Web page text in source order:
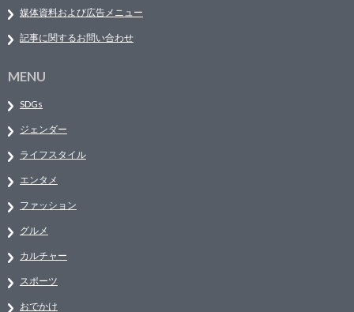
媒体資料および広告メニュー
記事に関するお問い合わせ
MENU
SDGs
ジェンダー
ライフスタイル
エンタメ
ファッション
グルメ
カルチャー
スポーツ
おでかけ